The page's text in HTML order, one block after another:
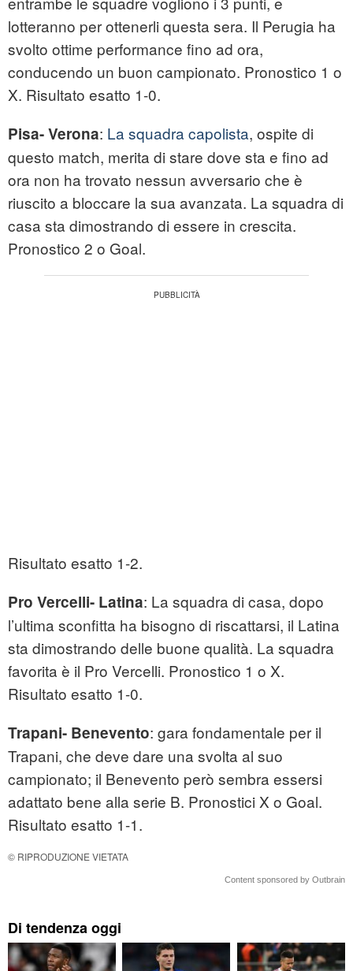
lotteranno per ottenerli questa sera. Il Perugia ha
svolto ottime performance fino ad ora,
conducendo un buon campionato. Pronostico 1 o
X. Risultato esatto 1-0.
Pisa- Verona: La squadra capolista, ospite di
questo match, merita di stare dove sta e fino ad
ora non ha trovato nessun avversario che è
riuscito a bloccare la sua avanzata. La squadra di
casa sta dimostrando di essere in crescita.
Pronostico 2 o Goal.
Risultato esatto 1-2.
Pro Vercelli- Latina: La squadra di casa, dopo
l’ultima sconfitta ha bisogno di riscattarsi, il Latina
sta dimostrando delle buone qualità. La squadra
favorita è il Pro Vercelli. Pronostico 1 o X.
Risultato esatto 1-0.
Trapani- Benevento: gara fondamentale per il
Trapani, che deve dare una svolta al suo
campionato; il Benevento però sembra essersi
adattato bene alla serie B. Pronostici X o Goal.
Risultato esatto 1-1.
© RIPRODUZIONE VIETATA
Content sponsored by Outbrain
Di tendenza oggi